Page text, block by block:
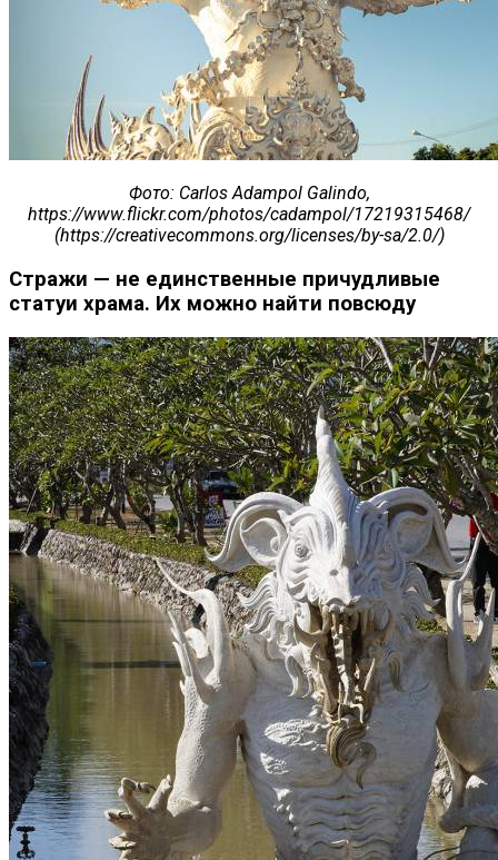
Фото: Carlos Adampol Galindo,
https://www.flickr.com/photos/cadampol/17219315468/
(https://creativecommons.org/licenses/by-sa/2.0/)
Стражи — не единственные причудливые
статуи храма. Их можно найти повсюду